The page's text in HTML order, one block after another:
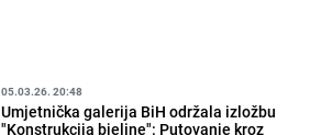
05.03.26. 20:48
Umjetnička galerija BiH održala izložbu
"Konstrukcija bjeline": Putovanje kroz